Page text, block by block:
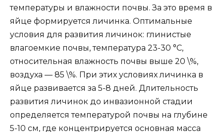
температуры и влажности почвы. За это время в
яйце формируется личинка. Оптимальные
условия для развития личинок: глинистые
влагоемкие почвы, температура 23-30 °С,
относительная влажность почвы выше 20 \%,
воздуха — 85 \%. При этих условиях личинка в
яйце развивается за 5-8 дней. Длительность
развития личинок до инвазионной стадии
определяется температурой почвы на глубине
5-10 см, где концентрируется основная масса